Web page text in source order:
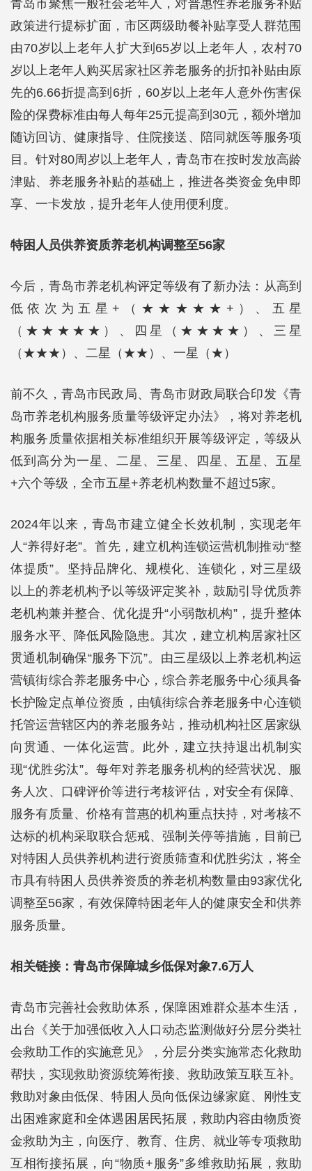
青岛市聚焦一般社会老年人，对普惠性养老服务补贴
政策进行提标扩面，市区两级助餐补贴享受人群范围
由70岁以上老年人扩大到65岁以上老年人，农村70
岁以上老年人购买居家社区养老服务的折扣补贴由原
先的6.66折提高到6折，60岁以上老年人意外伤害保
险的保费标准由每人每年25元提高到30元，额外增加
随访回访、健康指导、住院接送、陪同就医等服务项
目。针对80周岁以上老年人，青岛市在按时发放高龄
津贴、养老服务补贴的基础上，推进各类资金免申即
享、一卡发放，提升老年人使用便利度。
特困人员供养资质养老机构调整至56家
今后，青岛市养老机构评定等级有了新办法：从高到
低依次为五星+（★★★★★+）、五星
（★★★★★）、四星（★★★★）、三星
（★★★）、二星（★★）、一星（★）
前不久，青岛市民政局、青岛市财政局联合印发《青
岛市养老机构服务质量等级评定办法》，将对养老机
构服务质量依据相关标准组织开展等级评定，等级从
低到高分为一星、二星、三星、四星、五星、五星
+六个等级，全市五星+养老机构数量不超过5家。
2024年以来，青岛市建立健全长效机制，实现老年
人“养得好老”。首先，建立机构连锁运营机制推动“整
体提质”。坚持品牌化、规模化、连锁化，对三星级
以上的养老机构予以等级评定奖补，鼓励引导优质养
老机构兼并整合、优化提升“小弱散机构”，提升整体
服务水平、降低风险隐患。其次，建立机构居家社区
贯通机制确保“服务下沉”。由三星级以上养老机构运
营镇街综合养老服务中心，综合养老服务中心须具备
长护险定点单位资质，由镇街综合养老服务中心连锁
托管运营辖区内的养老服务站，推动机构社区居家纵
向贯通、一体化运营。此外，建立扶持退出机制实
现“优胜劣汰”。每年对养老服务机构的经营状况、服
务人次、口碑评价等进行考核评估，对安全有保障、
服务有质量、价格有普惠的机构重点扶持，对考核不
达标的机构采取联合惩戒、强制关停等措施，目前已
对特困人员供养机构进行资质筛查和优胜劣汰，将全
市具有特困人员供养资质的养老机构数量由93家优化
调整至56家，有效保障特困老年人的健康安全和供养
服务质量。
相关链接：青岛市保障城乡低保对象7.6万人
青岛市完善社会救助体系，保障困难群众基本生活，
出台《关于加强低收入人口动态监测做好分层分类社
会救助工作的实施意见》，分层分类实施常态化救助
帮扶，实现救助资源统筹衔接、救助政策互联互补。
救助对象由低保、特困人员向低保边缘家庭、刚性支
出困难家庭和全体遇困居民拓展，救助内容由物质资
金救助为主，向医疗、教育、住房、就业等专项救助
互相衔接拓展，向“物质+服务”多维救助拓展，救助